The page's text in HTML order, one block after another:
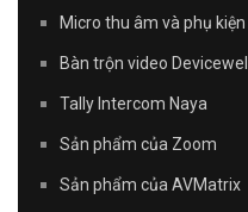
Micro thu âm và phụ kiện
Bàn trộn video Devicewell
Tally Intercom Naya
Sản phẩm của Zoom
Sản phẩm của AVMatrix